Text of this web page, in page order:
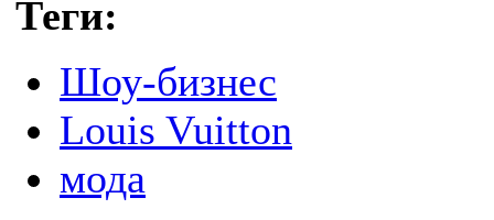
Теги:
Шоу-бизнес
Louis Vuitton
мода